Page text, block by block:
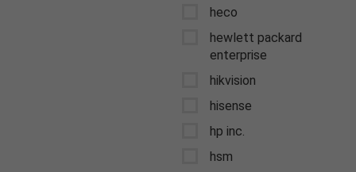
heco
hewlett packard
enterprise
hikvision
hisense
hp inc.
hsm